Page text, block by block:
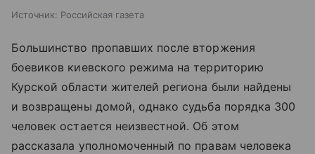
Источник: Российская газета
Большинство пропавших после вторжения
боевиков киевского режима на территорию
Курской области жителей региона были найдены
и возвращены домой, однако судьба порядка 300
человек остается неизвестной. Об этом
рассказала уполномоченный по правам человека